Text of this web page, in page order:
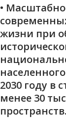
•
жизни при
2030 году в
менее 30
пространств.